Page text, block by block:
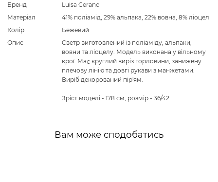
Бренд
Luisa Cerano
Матеріал
41% поліамід, 29% альпака, 22% вовна, 8% ліоцел
Колір
Бежевий
Опис
Светр виготовлений із поліаміду, альпаки,
вовни та ліоцелу. Модель виконана у вільному
крої. Має круглий виріз горловини, занижену
плечову лінію та довгі рукави з манжетами.
Виріб декорований пір'ям.
Зріст моделі - 178 см, розмір - 36/42.
Вам може сподобатись